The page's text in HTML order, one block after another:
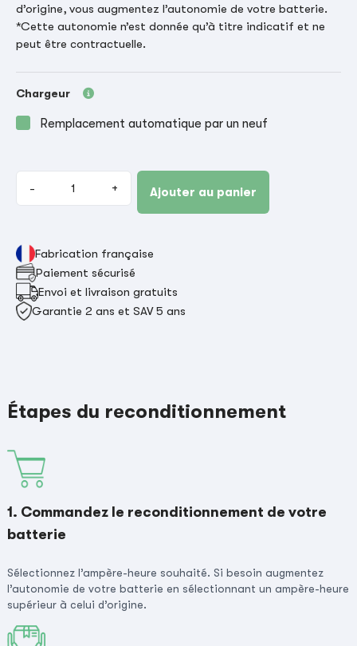
d’origine, vous augmentez l’autonomie de votre batterie.
*Cette autonomie n’est donnée qu’à titre indicatif et ne
peut être contractuelle.
Chargeur
Remplacement automatique par un neuf
- + Ajouter au panier
Fabrication française
Paiement sécurisé
Envoi et livraison gratuits
Garantie 2 ans et SAV 5 ans
Étapes du reconditionnement
1. Commandez le reconditionnement de votre
batterie
Sélectionnez l’ampère-heure souhaité. Si besoin augmentez
l’autonomie de votre batterie en sélectionnant un ampère-heure
supérieur à celui d’origine.